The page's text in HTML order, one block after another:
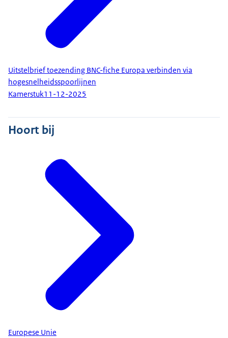
Uitstelbrief toezending BNC-fiche Europa verbinden via
hogesnelheidsspoorlijnen
Kamerstuk11-12-2025
Hoort bij
Europese Unie